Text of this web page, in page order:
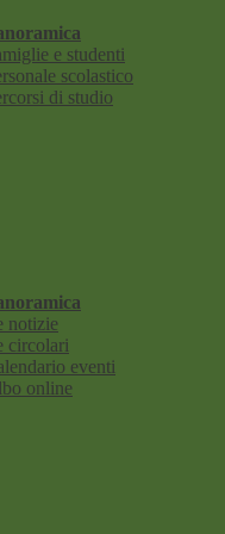
e studenti
scolastico
di studio
notizie
circolari
eventi
online